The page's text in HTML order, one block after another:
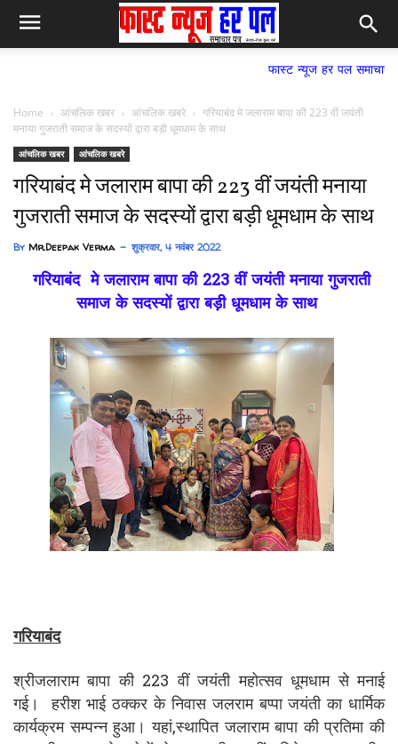
फास्ट न्यूज हर पल समाचार पत्र,
Home आंचलिक खबर आंचलिक खबरे
गरियाबंद मे जलाराम बापा की 223 वीं जयंती
मनाया गुजराती समाज के सदस्यों द्वारा बड़ी धूमधाम के साथ
आंचलिक खबर आंचलिक खबरे
गरियाबंद मे जलाराम बापा की 223 वीं जयंती मनाया
गुजराती समाज के सदस्यों द्वारा बड़ी धूमधाम के साथ
By Mr.Deepak Verma शुक्रवार, 4 नवंबर 2022
गरियाबंद मे जलाराम बापा की 223 वीं जयंती मनाया गुजराती
समाज के सदस्यों द्वारा बड़ी धूमधाम के साथ
गरियाबंद
श्रीजलाराम बापा की 223 वीं जयंती महोत्सव धूमधाम से मनाई
गई। हरीश भाई ठक्कर के निवास जलराम बप्पा जयंती का धार्मिक
कार्यक्रम सम्पन्न हुआ। यहां,स्थापित जलाराम बापा की प्रतिमा की